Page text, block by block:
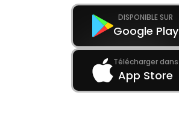
DISPONIBLE SUR
Google Play
Télécharger dans
App Store